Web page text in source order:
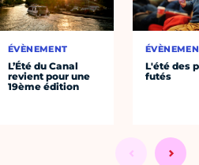
ÉVÈNEMENT
L’Été du Canal
revient pour une
19ème édition
L'été des
futés